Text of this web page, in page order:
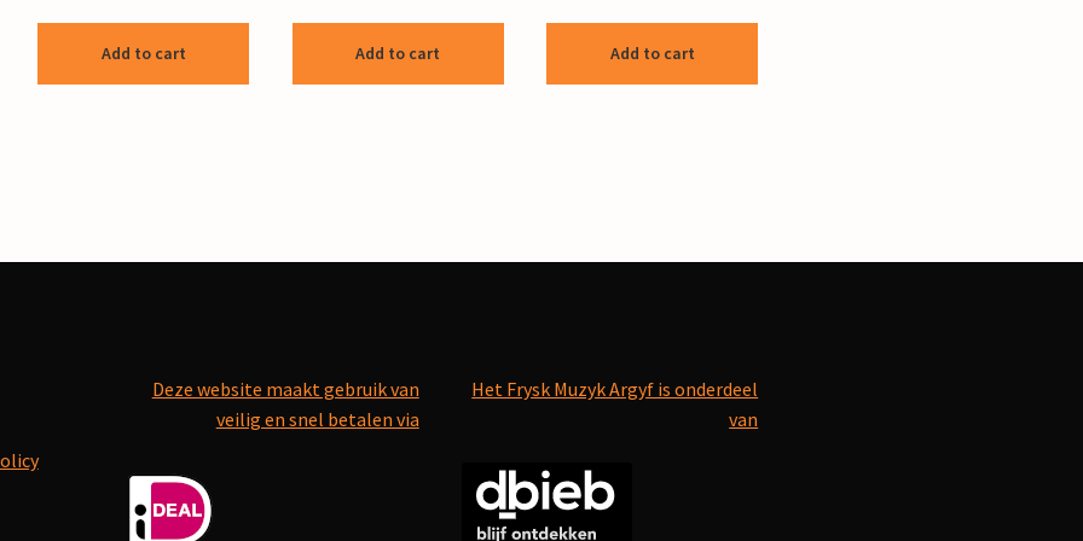
Add to cart Add to cart Add to cart
Deze website maakt gebruik van
veilig en snel betalen via
Het Frysk Muzyk Argyf is onderdeel
van